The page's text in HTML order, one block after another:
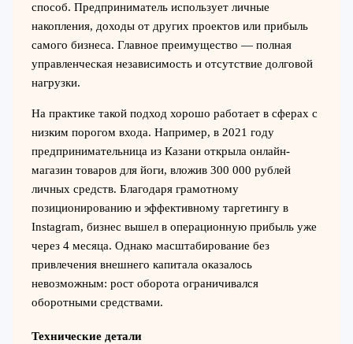
способ. Предприниматель использует личные
накопления, доходы от других проектов или прибыль
самого бизнеса. Главное преимущество — полная
управленческая независимость и отсутствие долговой
нагрузки.
На практике такой подход хорошо работает в сферах с
низким порогом входа. Например, в 2021 году
предпринимательница из Казани открыла онлайн-
магазин товаров для йоги, вложив 300 000 рублей
личных средств. Благодаря грамотному
позиционированию и эффективному таргетингу в
Instagram, бизнес вышел в операционную прибыль уже
через 4 месяца. Однако масштабирование без
привлечения внешнего капитала оказалось
невозможным: рост оборота ограничивался
оборотными средствами.
Технические детали